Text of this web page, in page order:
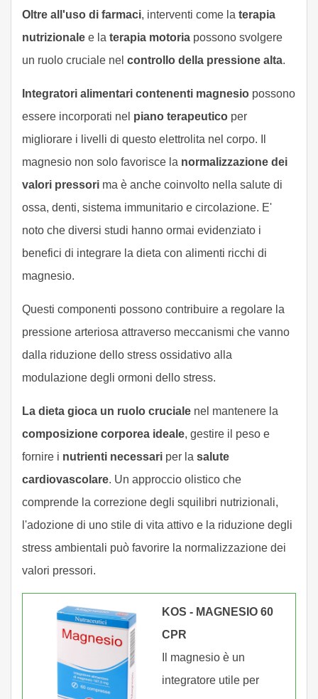
Oltre all'uso di farmaci, interventi come la terapia
nutrizionale e la terapia motoria possono svolgere
un ruolo cruciale nel controllo della pressione alta.
Integratori alimentari contenenti magnesio possono
essere incorporati nel piano terapeutico per
migliorare i livelli di questo elettrolita nel corpo. Il
magnesio non solo favorisce la normalizzazione dei
valori pressori ma è anche coinvolto nella salute di
ossa, denti, sistema immunitario e circolazione. E'
noto che diversi studi hanno ormai evidenziato i
benefici di integrare la dieta con alimenti ricchi di
magnesio.
Questi componenti possono contribuire a regolare la
pressione arteriosa attraverso meccanismi che vanno
dalla riduzione dello stress ossidativo alla
modulazione degli ormoni dello stress.
La dieta gioca un ruolo cruciale nel mantenere la
composizione corporea ideale, gestire il peso e
fornire i nutrienti necessari per la salute
cardiovascolare. Un approccio olistico che
comprende la correzione degli squilibri nutrizionali,
l'adozione di uno stile di vita attivo e la riduzione degli
stress ambientali può favorire la normalizzazione dei
valori pressori.
KOS - MAGNESIO 60
CPR
Il magnesio è un
integratore utile per